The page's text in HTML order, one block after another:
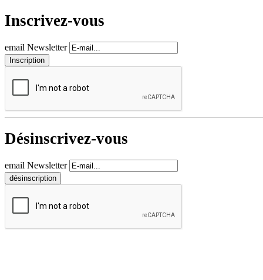
Inscrivez-vous
email Newsletter
Désinscrivez-vous
email Newsletter